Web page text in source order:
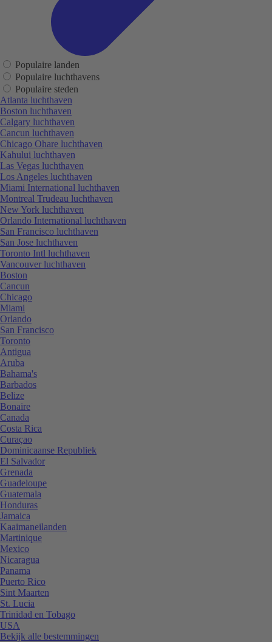
Populaire landen
Populaire luchthavens
Populaire steden
Atlanta luchthaven
Boston luchthaven
Calgary luchthaven
Cancun luchthaven
Chicago Ohare luchthaven
Kahului luchthaven
Las Vegas luchthaven
Los Angeles luchthaven
Miami International luchthaven
Montreal Trudeau luchthaven
New York luchthaven
Orlando International luchthaven
San Francisco luchthaven
San Jose luchthaven
Toronto Intl luchthaven
Vancouver luchthaven
Boston
Cancun
Chicago
Miami
Orlando
San Francisco
Toronto
Antigua
Aruba
Bahama's
Barbados
Belize
Bonaire
Canada
Costa Rica
Curaçao
Dominicaanse Republiek
El Salvador
Grenada
Guadeloupe
Guatemala
Honduras
Jamaica
Kaaimaneilanden
Martinique
Mexico
Nicaragua
Panama
Puerto Rico
Sint Maarten
St. Lucia
Trinidad en Tobago
USA
Bekijk alle bestemmingen